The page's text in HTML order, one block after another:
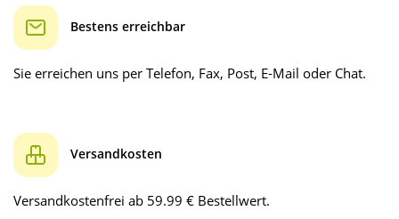
Bestens erreichbar
Sie erreichen uns per Telefon, Fax, Post, E-Mail oder Chat.
Versandkosten
Versandkostenfrei ab 59.99 € Bestellwert.